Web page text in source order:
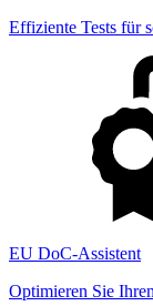
Effiziente Tests für
EU DoC-Assistent
Optimieren Sie